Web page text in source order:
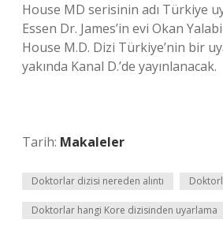
House MD serisinin adı Türkiye
Essen Dr. James’in evi Okan
House M.D. Dizi Türkiye’nin bir
yakında Kanal D.’de yayınlanacak.
Tarih: Makaleler
Doktorlar dizisi nereden alıntı
Doktorlar hangi Kore dizisinden uyarlama